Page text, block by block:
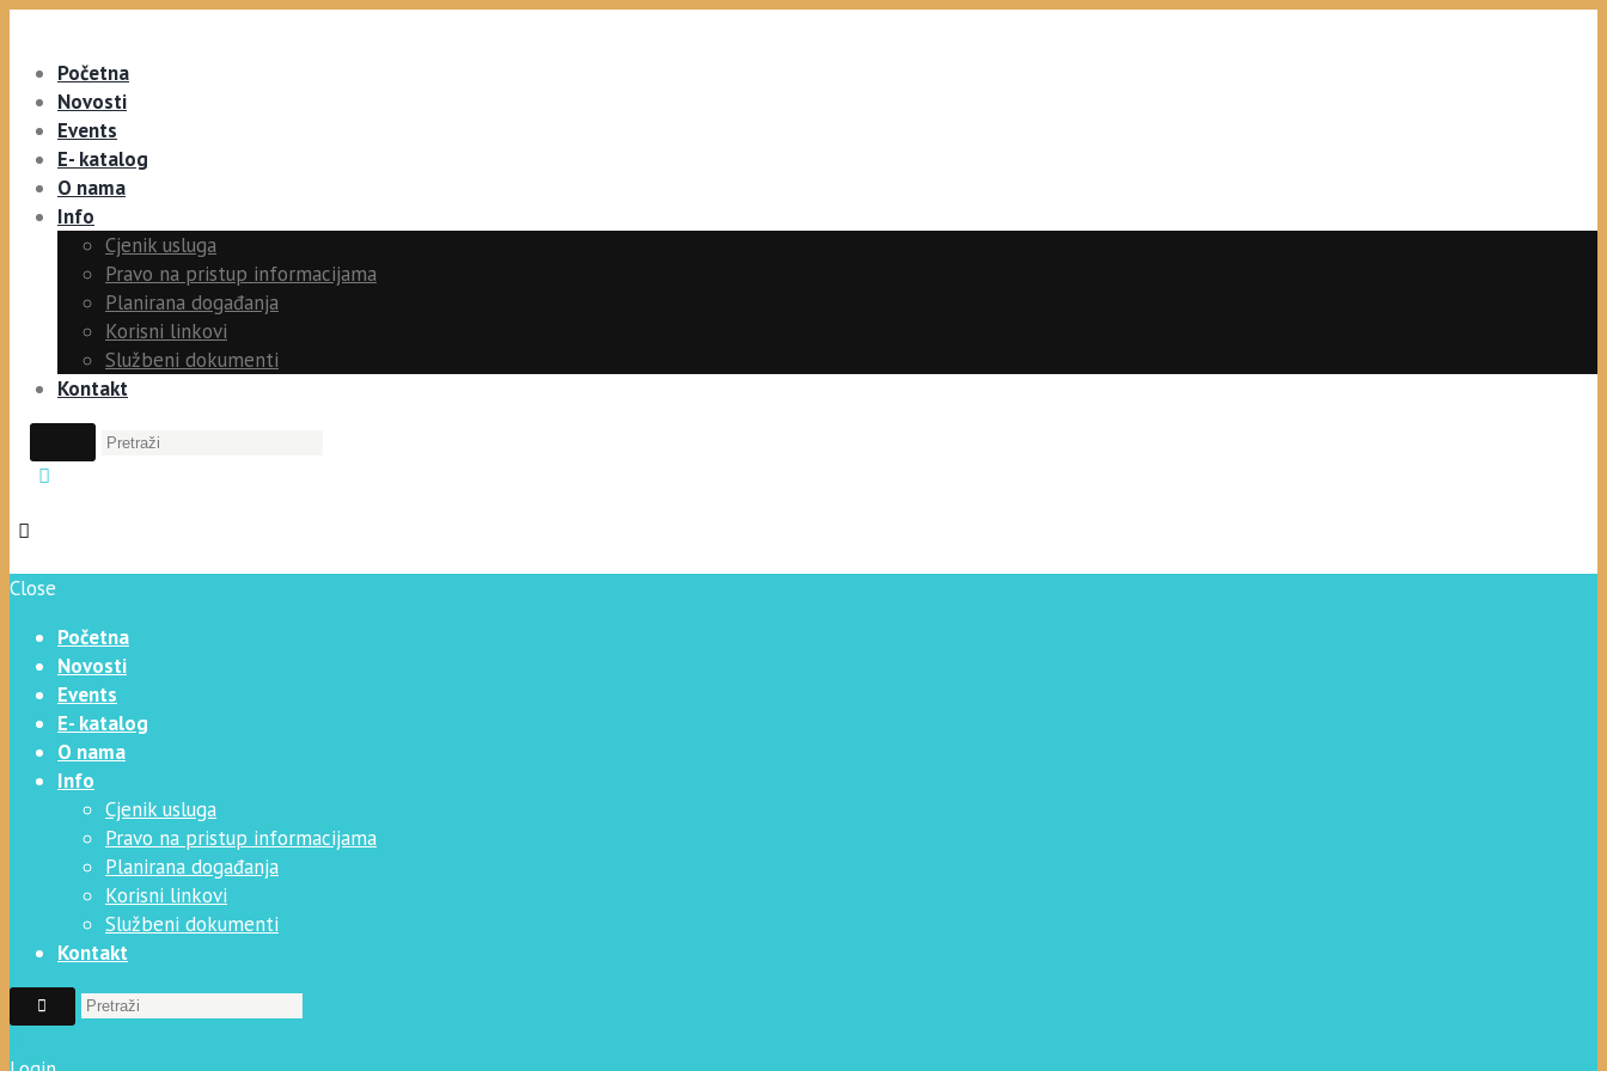
Početna
Novosti
Events
E- katalog
O nama
Info
Cjenik usluga
Pravo na pristup informacijama
Planirana događanja
Korisni linkovi
Službeni dokumenti
Kontakt
Close
Početna
Novosti
Events
E- katalog
O nama
Info
Cjenik usluga
Pravo na pristup informacijama
Planirana događanja
Korisni linkovi
Službeni dokumenti
Kontakt